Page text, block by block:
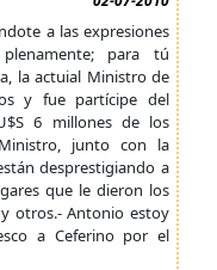
a las expresiones
para tú
la actuial Ministro de
y fue partícipe del
6 millones de los
junto con la
desprestigiando a
que le dieron los
otros.- Antonio estoy
a Ceferino por el